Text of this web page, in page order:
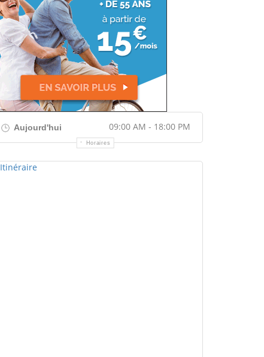
Aujourd'hui 09:00 AM - 18:00 PM
Horaires
Itinéraire